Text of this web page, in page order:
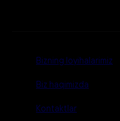
Bizning loyihalarimiz
Biz haqimizda
Kontaktlar